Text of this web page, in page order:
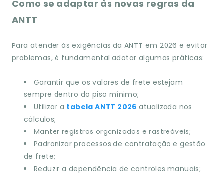
Como se adaptar às novas regras da
ANTT
Para atender às exigências da ANTT em 2026 e evitar
problemas, é fundamental adotar algumas práticas:
Garantir que os valores de frete estejam
sempre dentro do piso mínimo;
Utilizar a tabela ANTT 2026 atualizada nos
cálculos;
Manter registros organizados e rastreáveis;
Padronizar processos de contratação e gestão
de frete;
Reduzir a dependência de controles manuais;